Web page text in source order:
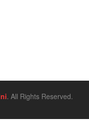
. All Rights Reserved.